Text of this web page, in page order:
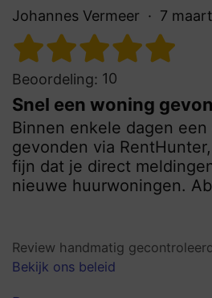
Johannes Vermeer 7
Beoordeling: 10
Snel een woning
Binnen enkele dagen
gevonden via
fijn dat je direct
nieuwe huurwoningen.
Review handmatig
Bekijk ons beleid